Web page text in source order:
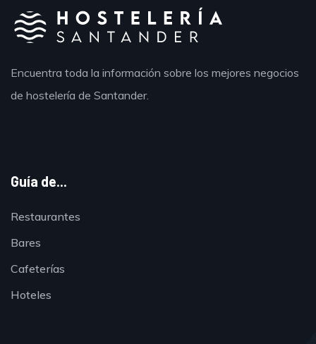
Encuentra toda la información sobre los mejores negocios
de hostelería de Santander.
Guía de...
Restaurantes
Bares
Cafeterías
Hoteles